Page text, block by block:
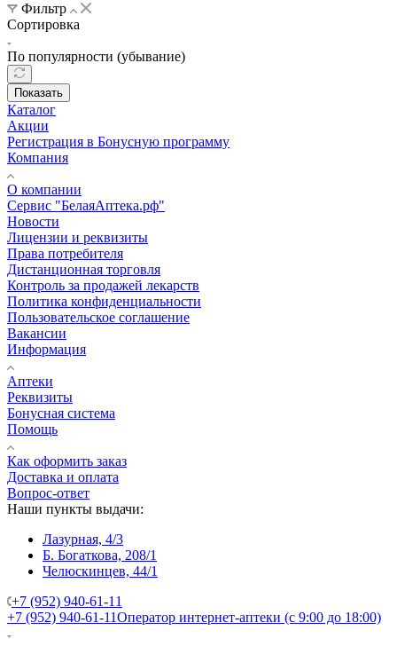
Фильтр
Сортировка
По популярности (убывание)
Показать
Каталог
Акции
Регистрация в Бонусную программу
Компания
О компании
Сервис "БелаяАптека.рф"
Новости
Лицензии и реквизиты
Права потребителя
Дистанционная торговля
Контроль за продажей лекарств
Политика конфиденциальности
Пользовательское соглашение
Вакансии
Информация
Аптеки
Реквизиты
Бонусная система
Помощь
Как оформить заказ
Доставка и оплата
Вопрос-ответ
Наши пункты выдачи:
Лазурная, 4/3
Б. Богаткова, 208/1
Челюскинцев, 44/1
+7 (952) 940-61-11
+7 (952) 940-61-11Оператор интернет-аптеки (с 9:00 до 18:00)